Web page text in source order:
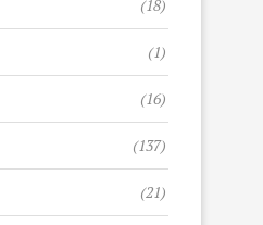
(18)
(1)
(16)
(137)
(21)